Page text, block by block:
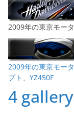
2009年の東京モー
2009年の東京モー
プト、YZ450F
4 gallery